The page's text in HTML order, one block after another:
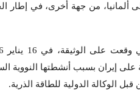
ألمانيا، من جهة أخرى، في
على إيران بسبب أنشطتها النووية
قبل الوكالة الدولية للطاقة الذرية.